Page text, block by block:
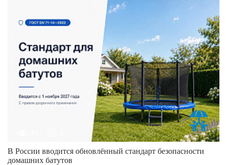
В России вводится обновлённый стандарт безопасности
домашних батутов